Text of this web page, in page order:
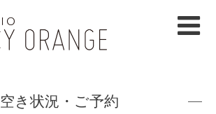
空き状況・ご予約